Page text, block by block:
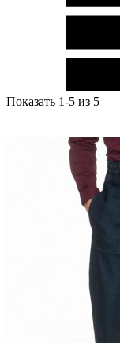
Показать 1-5 из 5